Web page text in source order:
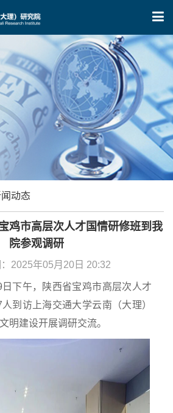
X
动态
鸡市高层次人才国情研修班到我
院参观调研
2025年05月20日 20:32
下午，陕西省宝鸡市高层次人才
到访上海交通大学云南（大理）
明建设开展调研交流。